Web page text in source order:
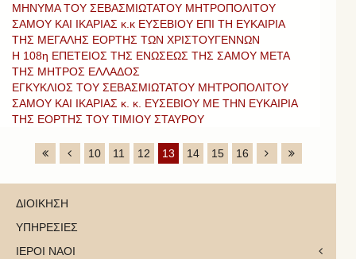
ΜΗΝΥΜΑ ΤΟΥ ΣΕΒΑΣΜΙΩΤΑΤΟΥ ΜΗΤΡΟΠΟΛΙΤΟΥ
ΣΑΜΟΥ ΚΑΙ ΙΚΑΡΙΑΣ κ.κ ΕΥΣΕΒΙΟΥ ΕΠΙ ΤΗ ΕΥΚΑΙΡΙΑ
ΤΗΣ ΜΕΓΑΛΗΣ ΕΟΡΤΗΣ ΤΩΝ ΧΡΙΣΤΟΥΓΕΝΝΩΝ
Η 108η ΕΠΕΤΕΙΟΣ ΤΗΣ ΕΝΩΣΕΩΣ ΤΗΣ ΣΑΜΟΥ ΜΕΤΑ
ΤΗΣ ΜΗΤΡΟΣ ΕΛΛΑΔΟΣ
ΕΓΚΥΚΛΙΟΣ ΤΟΥ ΣΕΒΑΣΜΙΩΤΑΤΟΥ ΜΗΤΡΟΠΟΛΙΤΟΥ
ΣΑΜΟΥ ΚΑΙ ΙΚΑΡΙΑΣ κ. κ. ΕΥΣΕΒΙΟΥ ΜΕ ΤΗΝ ΕΥΚΑΙΡΙΑ
ΤΗΣ ΕΟΡΤΗΣ ΤΟΥ ΤΙΜΙΟΥ ΣΤΑΥΡΟΥ
10 11 12 13 14 15 16
ΔΙΟΙΚΗΣΗ
ΥΠΗΡΕΣΙΕΣ
ΙΕΡΟΙ ΝΑΟΙ